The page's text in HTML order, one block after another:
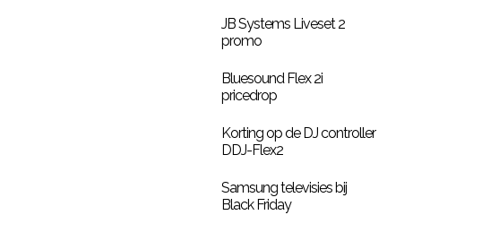
JB Systems Liveset 2
promo
Bluesound Flex 2i
pricedrop
Korting op de DJ controller
DDJ-Flex2
Samsung televisies bij
Black Friday